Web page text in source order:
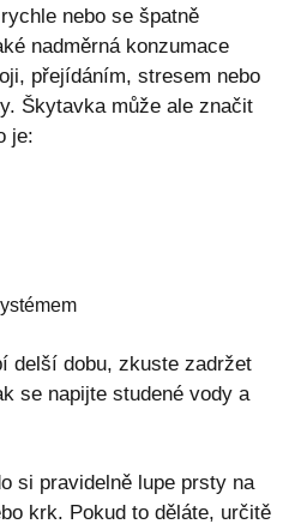
nebo se špatně
nadměrná konzumace
přejídáním, stresem nebo
Škytavka může ale značit
je:
delší dobu, zkuste zadržet
se napijte studené vody a
si pravidelně lupe prsty na
krk. Pokud to děláte, určitě